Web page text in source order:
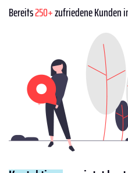
Bereits250+zufriedene Kunden